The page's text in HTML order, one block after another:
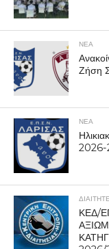
ΝΕΑ
Ζήση
ΝΕΑ
2026-
ΚΕΔ/